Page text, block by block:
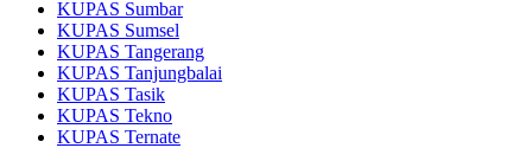
KUPAS Sumbar
KUPAS Sumsel
KUPAS Tangerang
KUPAS Tanjungbalai
KUPAS Tasik
KUPAS Tekno
KUPAS Ternate